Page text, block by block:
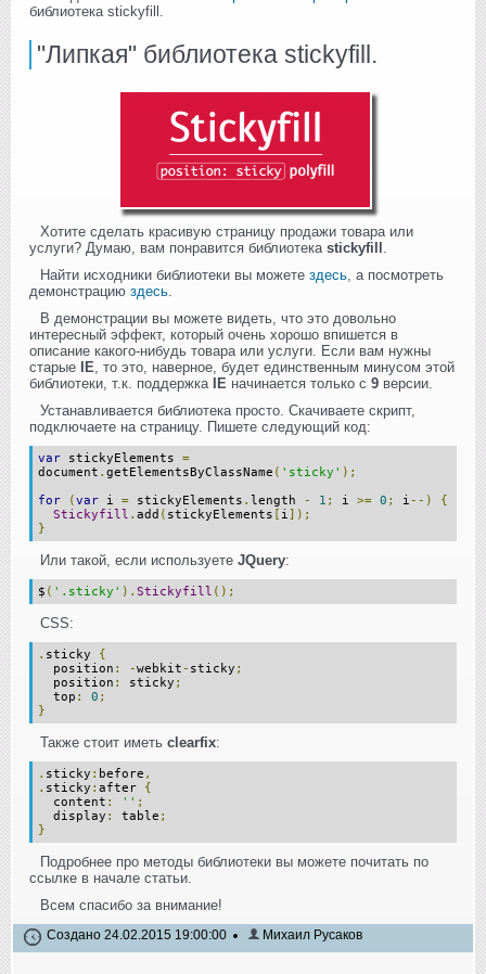
библиотека stickyfill.
"Липкая" библиотека stickyfill.
Хотите сделать красивую страницу продажи товара или
услуги? Думаю, вам понравится библиотека stickyfill
Найти исходники библиотеки вы можете здесь , а посмотреть
демонстрацию здесь
В демонстрации вы можете видеть, что это довольно
интересный эффект, который очень хорошо впишется в
описание какого-нибудь товара или услуги. Если вам нужны
старые IE , то это, наверное, будет единственным минусом этой
библиотеки, т.к. поддержка IE начинается только с 9 версии.
Устанавливается библиотека просто. Скачиваете скрипт,
подключаете на страницу. Пишете следующий код:
var stickyElements =
document . getElementsByClassName ( 'sticky' );
for
(var i = stickyElements . length - 1 ; i >= 0 ; i --)
{
Stickyfill . add ( stickyElements [ i]);
}
Или такой, если используете JQuery:
$ ( '.sticky' ). Stickyfill ();
CSS:
. sticky {
position : -webkit - sticky ;
position : sticky ;
top : 0 ;
}
Также стоит иметь clearfix:
. sticky : before ,
. sticky : after {
content : '' ;
display : table ;
}
Подробнее про методы библиотеки вы можете почитать по
ссылке в начале статьи.
Всем спасибо за внимание!
Создано 24.02.2015 19:00:00 Михаил Русаков